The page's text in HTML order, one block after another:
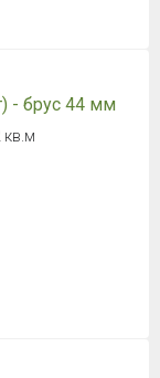
- брус 44 мм